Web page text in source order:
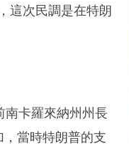
這次民調是在特朗
南卡羅來納州州長
當時特朗普的支